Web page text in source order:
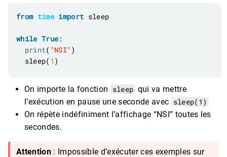
from time import
while True
print( "NSI"
  sleep(
1
On importe la fonction sleep qui va mettre
l’exécution en pause une seconde avec sleep(1)
On répète indéfiniment l’affichage “NSI” toutes les
secondes.
Attention: Impossible d’exécuter ces exemples sur